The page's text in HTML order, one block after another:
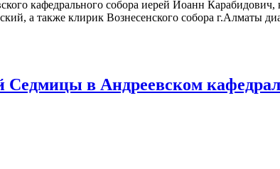
кафедрального собора иерей Иоанн
а также клирик Вознесенского собора г.Алматы
Седмицы в Андреевском